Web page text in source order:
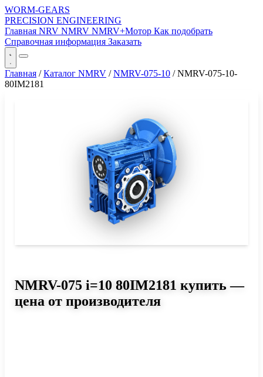
WORM-GEARS
PRECISION ENGINEERING
Главная NRV NMRV NMRV+Мотор Как подобрать
Справочная информация Заказать
Главная / Каталог NMRV / NMRV-075-10 / NMRV-075-10-
80IM2181
NMRV-075 i=10 80IM2181 купить —
цена от производителя